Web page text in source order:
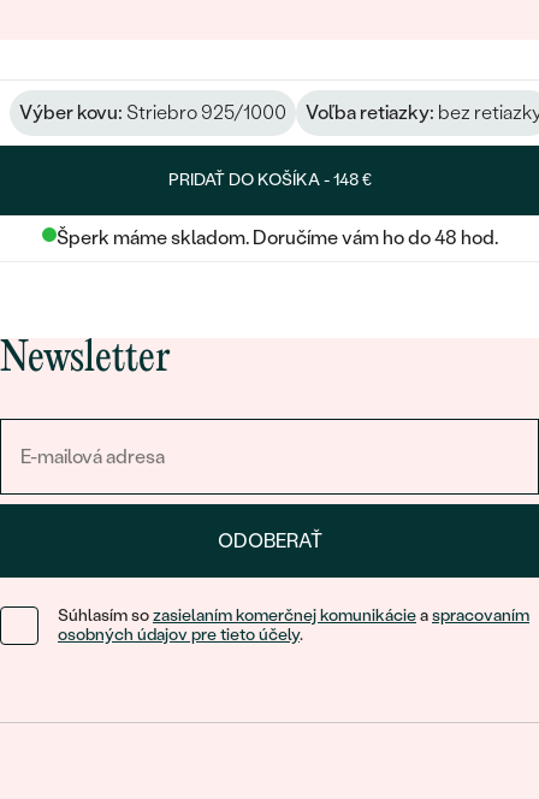
Výber kovu: Striebro 925/1000 Voľba retiazky: bez
PRIDAŤ DO KOŠÍKA -148 €
Šperk máme skladom. Doručíme vám ho do 48 hod.
Newsletter
ODOBERAŤ
Súhlasím sozasielaním komerčnej komunikácieaspracovaním
osobných údajov pre tieto účely.